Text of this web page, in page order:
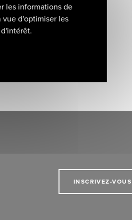
INSCRIVEZ-
les informations de
d'optimiser les